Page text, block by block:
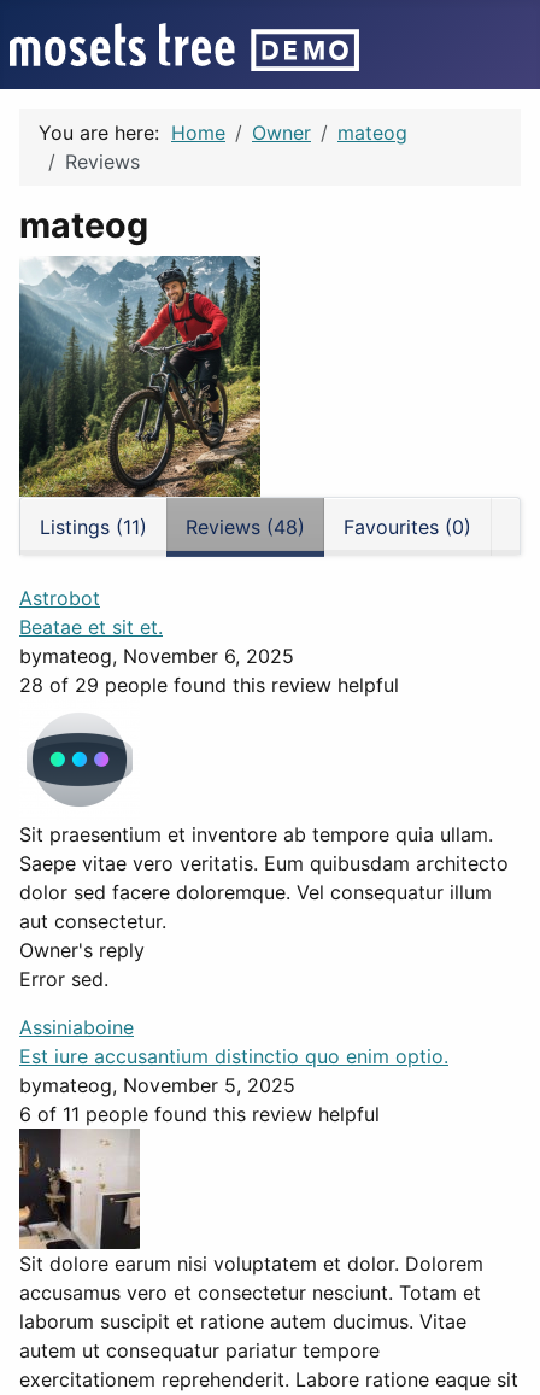
You are here: Home Owner
mateog
Reviews
mateog
Listings (11) Reviews (48) Favourites (0)
Astrobot
Beatae et sit et.
bymateog, November 6, 2025
28 of 29 people found this review helpful
Sit praesentium et inventore ab tempore quia ullam.
Saepe vitae vero veritatis. Eum quibusdam architecto
dolor sed facere doloremque. Vel consequatur illum
aut consectetur.
Owner's reply
Error sed.
Assiniaboine
Est iure accusantium distinctio quo enim optio.
bymateog, November 5, 2025
6 of 11 people found this review helpful
Sit dolore earum nisi voluptatem et dolor. Dolorem
accusamus vero et consectetur nesciunt. Totam et
laborum suscipit et ratione autem ducimus. Vitae
autem ut consequatur pariatur tempore
exercitationem reprehenderit. Labore ratione eaque sit